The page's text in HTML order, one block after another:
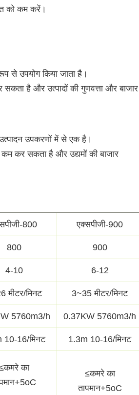
को कम करें।
से उपयोग किया जाता है।
है और उत्पादों की गुणवत्ता और बाजार
उपकरणों में से एक है।
कम कर सकता है और उद्यमों की बाजार
800 एक्सपीजी-900
800 900
4-10 6-12
मीटर/मिनट 3~35 मीटर/मिनट
5760m3/h 0.37KW 5760m3/h
10-16/मिनट 1.3m 10-16/मिनट
का
≤कमरे का
तापमान+5oC